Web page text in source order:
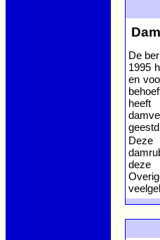
De
1995
en
heeft
deze